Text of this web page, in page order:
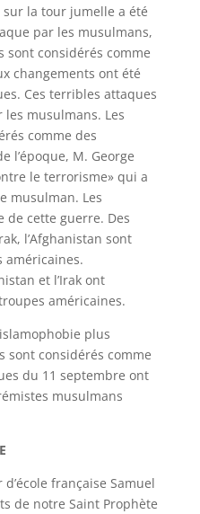
sur la tour jumelle a été
par les musulmans,
sont considérés comme
changements ont été
Ces terribles attaques
musulmans. Les
comme des
l’époque, M. George
le terrorisme» qui a
musulman. Les
de cette guerre. Des
l’Afghanistan sont
américaines.
et l’Irak ont
américaines.
plus
sont considérés comme
du 11 septembre ont
musulmans
française Samuel
de notre Saint Prophète